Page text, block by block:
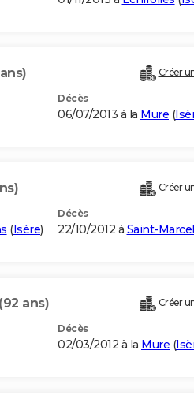
Créer
Décès
06/07/2013 à la Mure (
Créer
(Isère)
Décès
22/10/2012 à Saint-
(92 ans) Créer
Décès
02/03/2012 à la Mure (